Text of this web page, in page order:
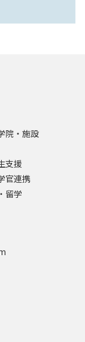
院・施設
支援
官連携
留学